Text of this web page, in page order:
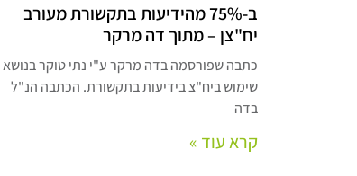
ב-75% מהידיעות בתקשורת מעורב
יח"צן – מתוך דה מרקר
כתבה שפורסמה בדה מרקר ע"י נתי טוקר בנושא
שימוש ביח"צ בידיעות בתקשורת. הכתבה הנ"ל
בדה
קרא עוד »